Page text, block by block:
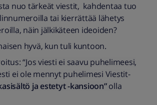
nuo tärkeät viestit, kahdentaa tuo
tai kierrättää lähetys
näin jälkikäteen ideoiden?
hyvä, kun tuli kuntoon.
“Jos viesti ei saavu puhelimeesi,
ei ole mennyt puhelimesi Viestit-
ja estetyt -kansioon”olla